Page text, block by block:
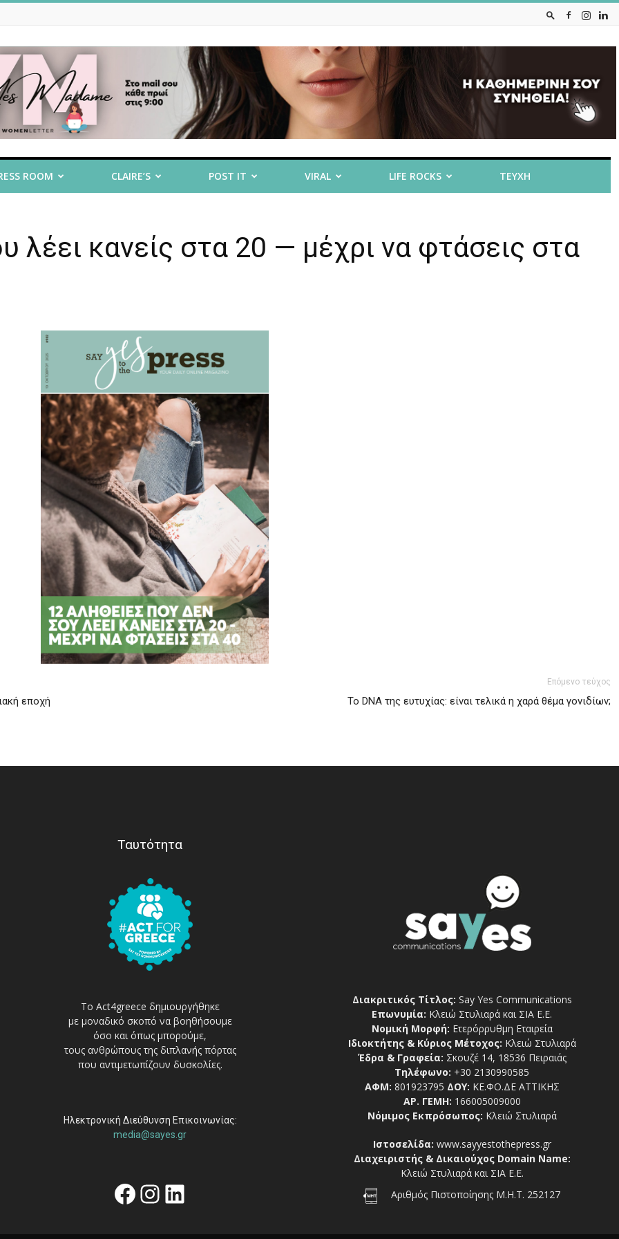
ROOM CLAIRE’S POST IT VIRAL LIFE ROCKS ΤΕΥΧΗ
λέει κανείς στα 20 — μέχρι να φτάσεις στα
εποχή
Επόμενο τεύχος
Το DNA της ευτυχίας: είναι τελικά η χαρά θέμα γονιδίων;
Ταυτότητα
Το Act4greece δημιουργήθηκε
με μοναδικό σκοπό να βοηθήσουμε
όσο και όπως μπορούμε,
τους ανθρώπους της διπλανής πόρτας
που αντιμετωπίζουν δυσκολίες.
Ηλεκτρονική Διεύθυνση Επικοινωνίας:
media@sayes.gr
Facebook
Instagram
Linkedin
Διακριτικός Τίτλος: Say Yes Communications
Επωνυμία: Κλειώ Στυλιαρά και ΣΙΑ Ε.Ε.
Νομική Μορφή: Ετερόρρυθμη Εταιρεία
Ιδιοκτήτης & Κύριος Μέτοχος: Κλειώ Στυλιαρά
Έδρα & Γραφεία: Σκουζέ 14, 18536 Πειραιάς
Τηλέφωνο: +30 2130990585
ΑΦΜ: 801923795 ΔΟΥ: ΚΕ.ΦΟ.ΔΕ ΑΤΤΙΚΗΣ
ΑΡ. ΓΕΜΗ: 166005009000
Νόμιμος Εκπρόσωπος: Κλειώ Στυλιαρά
Ιστοσελίδα: www.sayyestothepress.gr
Διαχειριστής & Δικαιούχος Domain Name:
Κλειώ Στυλιαρά και ΣΙΑ Ε.Ε.
Αριθμός Πιστοποίησης Μ.Η.Τ. 252127